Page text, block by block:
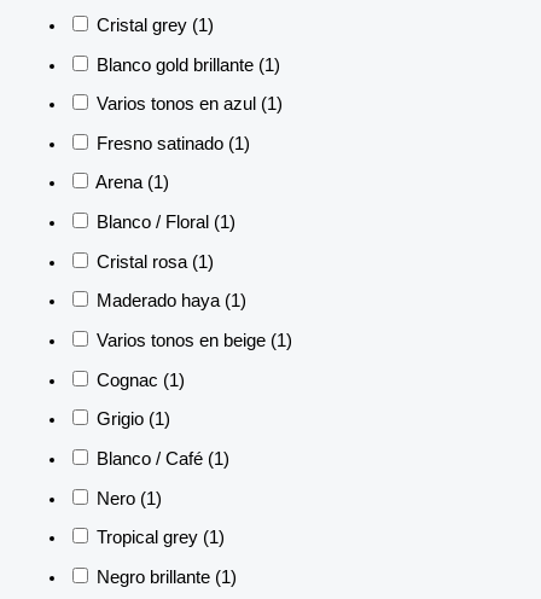
Cristal grey (1)
Blanco gold brillante (1)
Varios tonos en azul (1)
Fresno satinado (1)
Arena (1)
Blanco / Floral (1)
Cristal rosa (1)
Maderado haya (1)
Varios tonos en beige (1)
Cognac (1)
Grigio (1)
Blanco / Café (1)
Nero (1)
Tropical grey (1)
Negro brillante (1)